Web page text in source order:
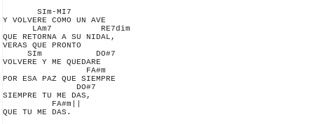
       SIm-MI7
Y VOLVERE COMO UN AVE
      LAm7          RE7dim
QUE RETORNA A SU NIDAL,
VERAS QUE PRONTO
     SIm           DO#7
VOLVERE Y ME QUEDARE
                 FA#m
POR ESA PAZ QUE SIEMPRE
               DO#7
SIEMPRE TU ME DAS,
          FA#m||
QUE TU ME DAS.